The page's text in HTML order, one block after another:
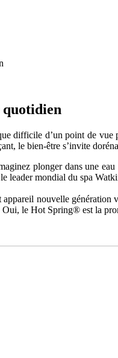
difficile d’un point de
le bien-être s’invite
plonger dans une
le leader mondial du spa
nouvelle génération
le Hot Spring® est la